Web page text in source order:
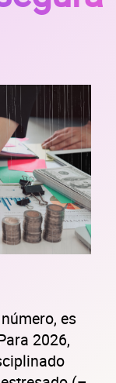
es
2026,